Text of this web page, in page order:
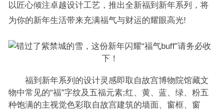
以匠心倾注卓越设计工艺，推出全新福到新年系列，将
为你的新年生活带来充满福气与财运的耀眼高光!
福到新年系列的设计灵感即取自故宫博物院馆藏文
物中常见的“福”字纹及五福元素;红、黄、蓝、绿、粉五
种饱满的主视觉色彩取自故宫建筑的墙面、窗框、窗